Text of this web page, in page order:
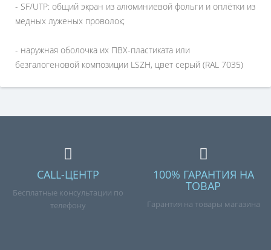
- SF/UTP: общий экран из алюминиевой фольги и оплётки из
медных луженых проволок;
- наружная оболочка их ПВХ-пластиката или
безгалогеновой композиции LSZH, цвет серый (RAL 7035)
CALL-ЦЕНТР
Бесплатные консультации по
телефону
100% ГАРАНТИЯ НА
ТОВАР
Гарантия на товары магазина